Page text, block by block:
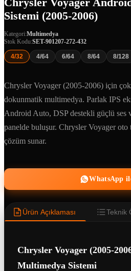
Sistemi (2005-2006)
Kategori:Multimedya
Stok Kodu:SET-901207-272-432
4/32 4/64 6/64 8/64 8/128
Chrysler Voyager (2005-2006) için
dokunmatik multimedya. Parlak IPS
Android Auto, DSP destekli güçlü ses
panelde buluşur. Chrysler Voyager oto
çözüm sunar.
WhatsApp
Ürün Açıklaması Teknik
Chrysler Voyager (2005-
Multimedya Sistemi